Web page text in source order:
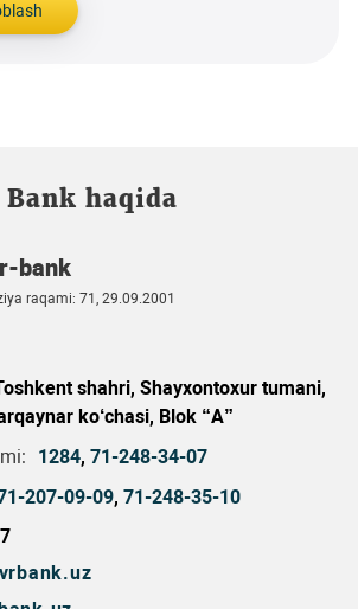
Bank haqida
bank
raqami: 71, 29.09.2001
shahri, Shayxontoxur tumani,
ko‘chasi, Blok “A”
1284, 71-248-34-07
207-09-09, 71-248-35-10